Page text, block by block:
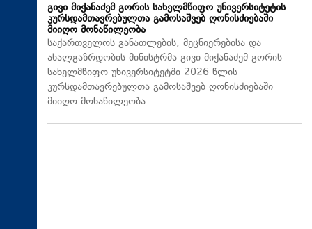
გივი მიქანაძემ გორის სახელმწიფო უნივერსიტეტის
კურსდამთავრებულთა გამოსაშვებ ღონისძიებაში
მიიღო მონაწილეობა
საქართველოს განათლების, მეცნიერებისა და
ახალგაზრდობის მინისტრმა გივი მიქანაძემ გორის
სახელმწიფო უნივერსიტეტში 2026 წლის
კურსდამთავრებულთა გამოსაშვებ ღონისძიებაში
მიიღო მონაწილეობა.